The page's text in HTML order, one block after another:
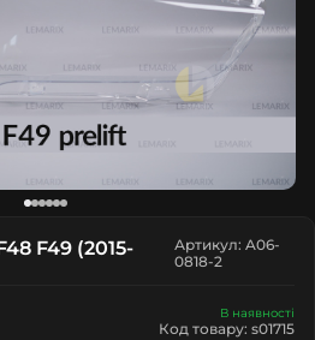
F49 (2015-
Артикул: A06-
0818-2
В наявності
Код товару: s01715